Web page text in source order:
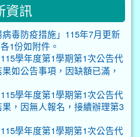
資訊
病毒防疫措施」115年7月更新
1份如附件。
學年度第1學期第1次公告代
如公告事項，因缺額已滿，
學年度第1學期第1次公告代
，因無人報名，接續辦理第3
學年度第1學期第1次公告代